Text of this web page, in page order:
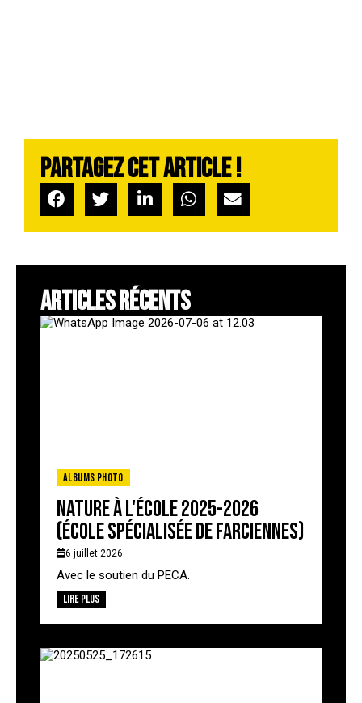
Partagez cet article !
ARTICLES RÉCENTS
Albums photo
Nature à l'école 2025-2026
(école spécialisée de Farciennes)
6 juillet 2026
Avec le soutien du PECA.
Lire plus